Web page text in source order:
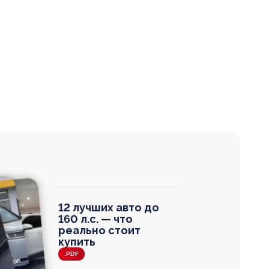
12 лучших авто до
160 л.с. — что
реально стоит
купить
.PDF